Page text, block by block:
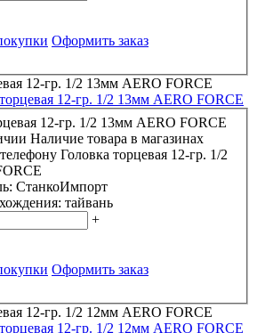
Оформить заказ
12-гр. 1/2 13мм AERO FORCE
Наличие товара в магазинах
Головка торцевая 12-гр. 1/2
СтанкоИмпорт
тайвань
+
Оформить заказ
12-гр. 1/2 12мм AERO FORCE